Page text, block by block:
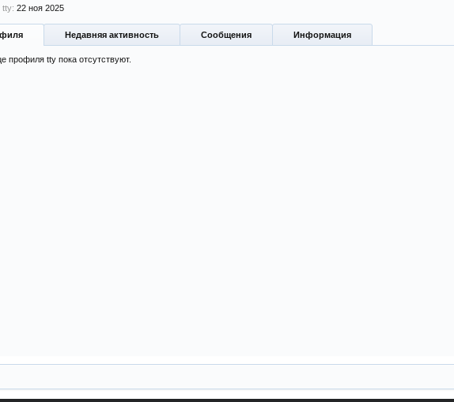
tty: 22 ноя 2025
Недавняя активность Сообщения Информация
профиля tty пока отсутствуют.